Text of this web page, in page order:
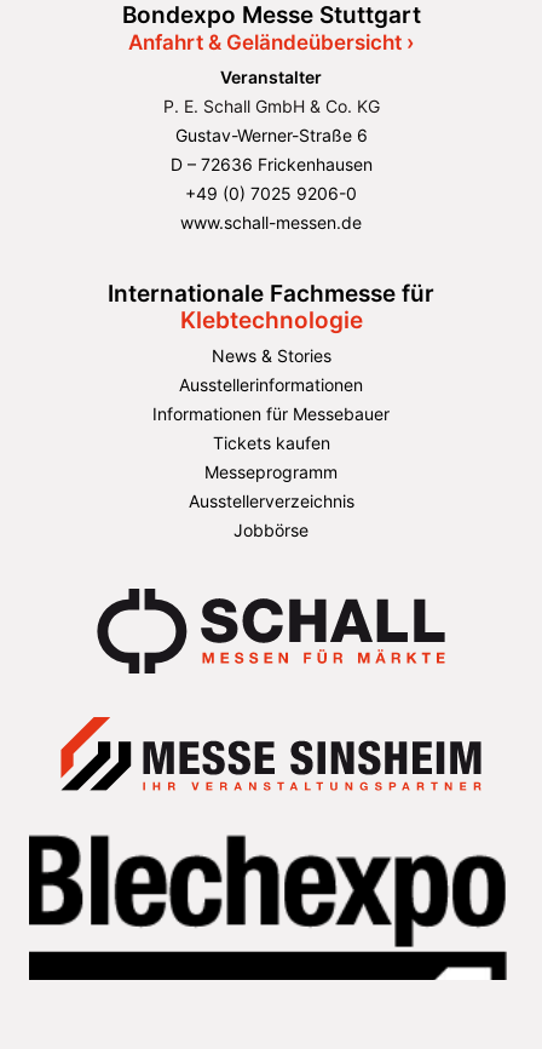
Bondexpo Messe Stuttgart
Anfahrt & Geländeübersicht ›
Veranstalter
P. E. Schall GmbH & Co. KG
Gustav-Werner-Straße 6
D – 72636 Frickenhausen
+49 (0) 7025 9206-0
www.schall-messen.de
Internationale Fachmesse für
Klebtechnologie
News & Stories
Ausstellerinformationen
Informationen für Messebauer
Tickets kaufen
Messeprogramm
Ausstellerverzeichnis
Jobbörse